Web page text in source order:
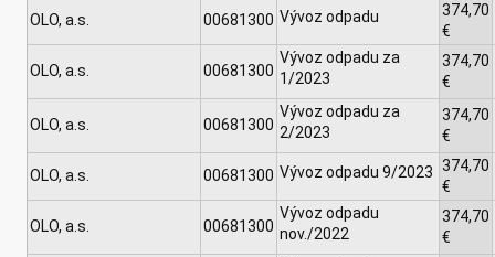
OLO, a.s. 00681300 Vývoz odpadu
374,70
€
OLO, a.s. 00681300
Vývoz odpadu za
1/2023
374,70
€
OLO, a.s. 00681300
Vývoz odpadu za
2/2023
374,70
€
OLO, a.s. 00681300 Vývoz odpadu 9/2023 374,70
€
OLO, a.s. 00681300
Vývoz odpadu
nov./2022
374,70
€